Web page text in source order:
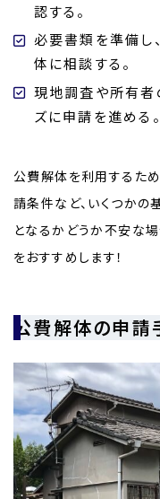
認する。
必要書類を準備し
体に相談する。
現地調査や所有者
ズに申請を進める。
公費解体を利用するた
請条件など、いくつかの
となるかどうか不安な
をおすすめします！
公費解体の申請